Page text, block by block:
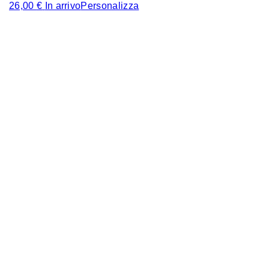
26,00 € In arrivoPersonalizza